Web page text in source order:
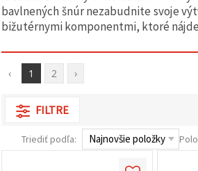
obsah a
reklamu, aj
s pomocou
partnerov
analytiku a
marketing.
Môžete
súhlasiť s
všetkých
bavlnených šnúr nezabudnite svoje
bižutérnymi komponentmi, ktoré
‹ 1 2 ›
FILTRE
Triediť podľa: